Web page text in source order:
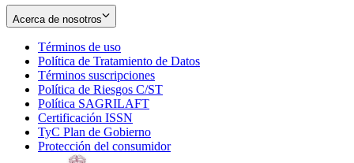
Acerca de nosotros
Términos de uso
in
new
window
Política de Tratamiento de Datos
Términos suscripciones
in
Política de Riesgos C/ST
Política SAGRILAFT
new
window
Certificación ISSN
in
new
TyC Plan de Gobierno
in
Protección del consumidorOpens